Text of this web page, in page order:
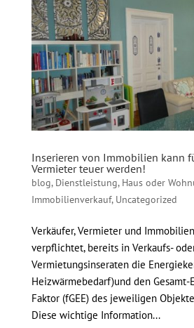
Inserieren von Immobilien kann
Vermieter teuer werden!
blog, Dienstleistung, Haus oder
Immobilienverkauf, Uncategorized
Verkäufer, Vermieter und
verpflichtet, bereits in Verkaufs-
Vermietungsinseraten die
Heizwärmebedarf)und den
Faktor (fGEE) des jeweiligen
Diese wichtige Information...